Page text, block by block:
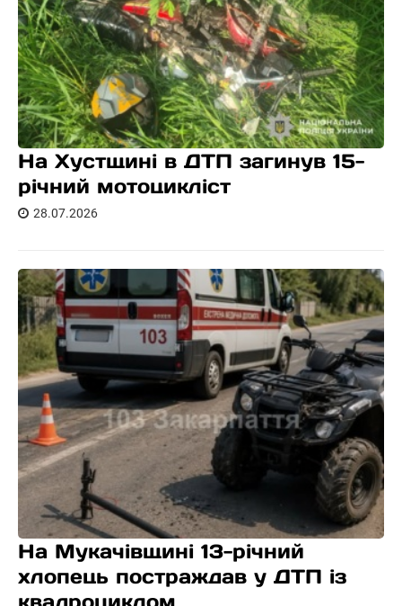
На Хустщині в ДТП загинув 15-
річний мотоцикліст
28.07.2026
На Мукачівщині 13-річний
хлопець постраждав у ДТП із